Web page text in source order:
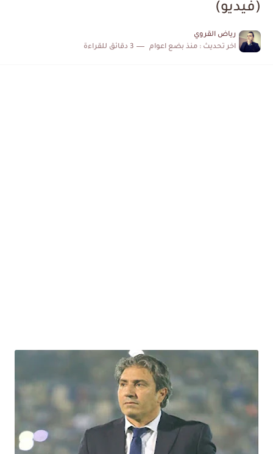
(فيديو)
رياض القروي
اخر تحديث : منذ بضع اعوام 3 دقائق للقراءة